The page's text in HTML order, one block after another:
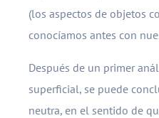
(los aspectos de objetos
conocíamos antes con
Después de un primer
superficial, se puede
neutra, en el sentido de